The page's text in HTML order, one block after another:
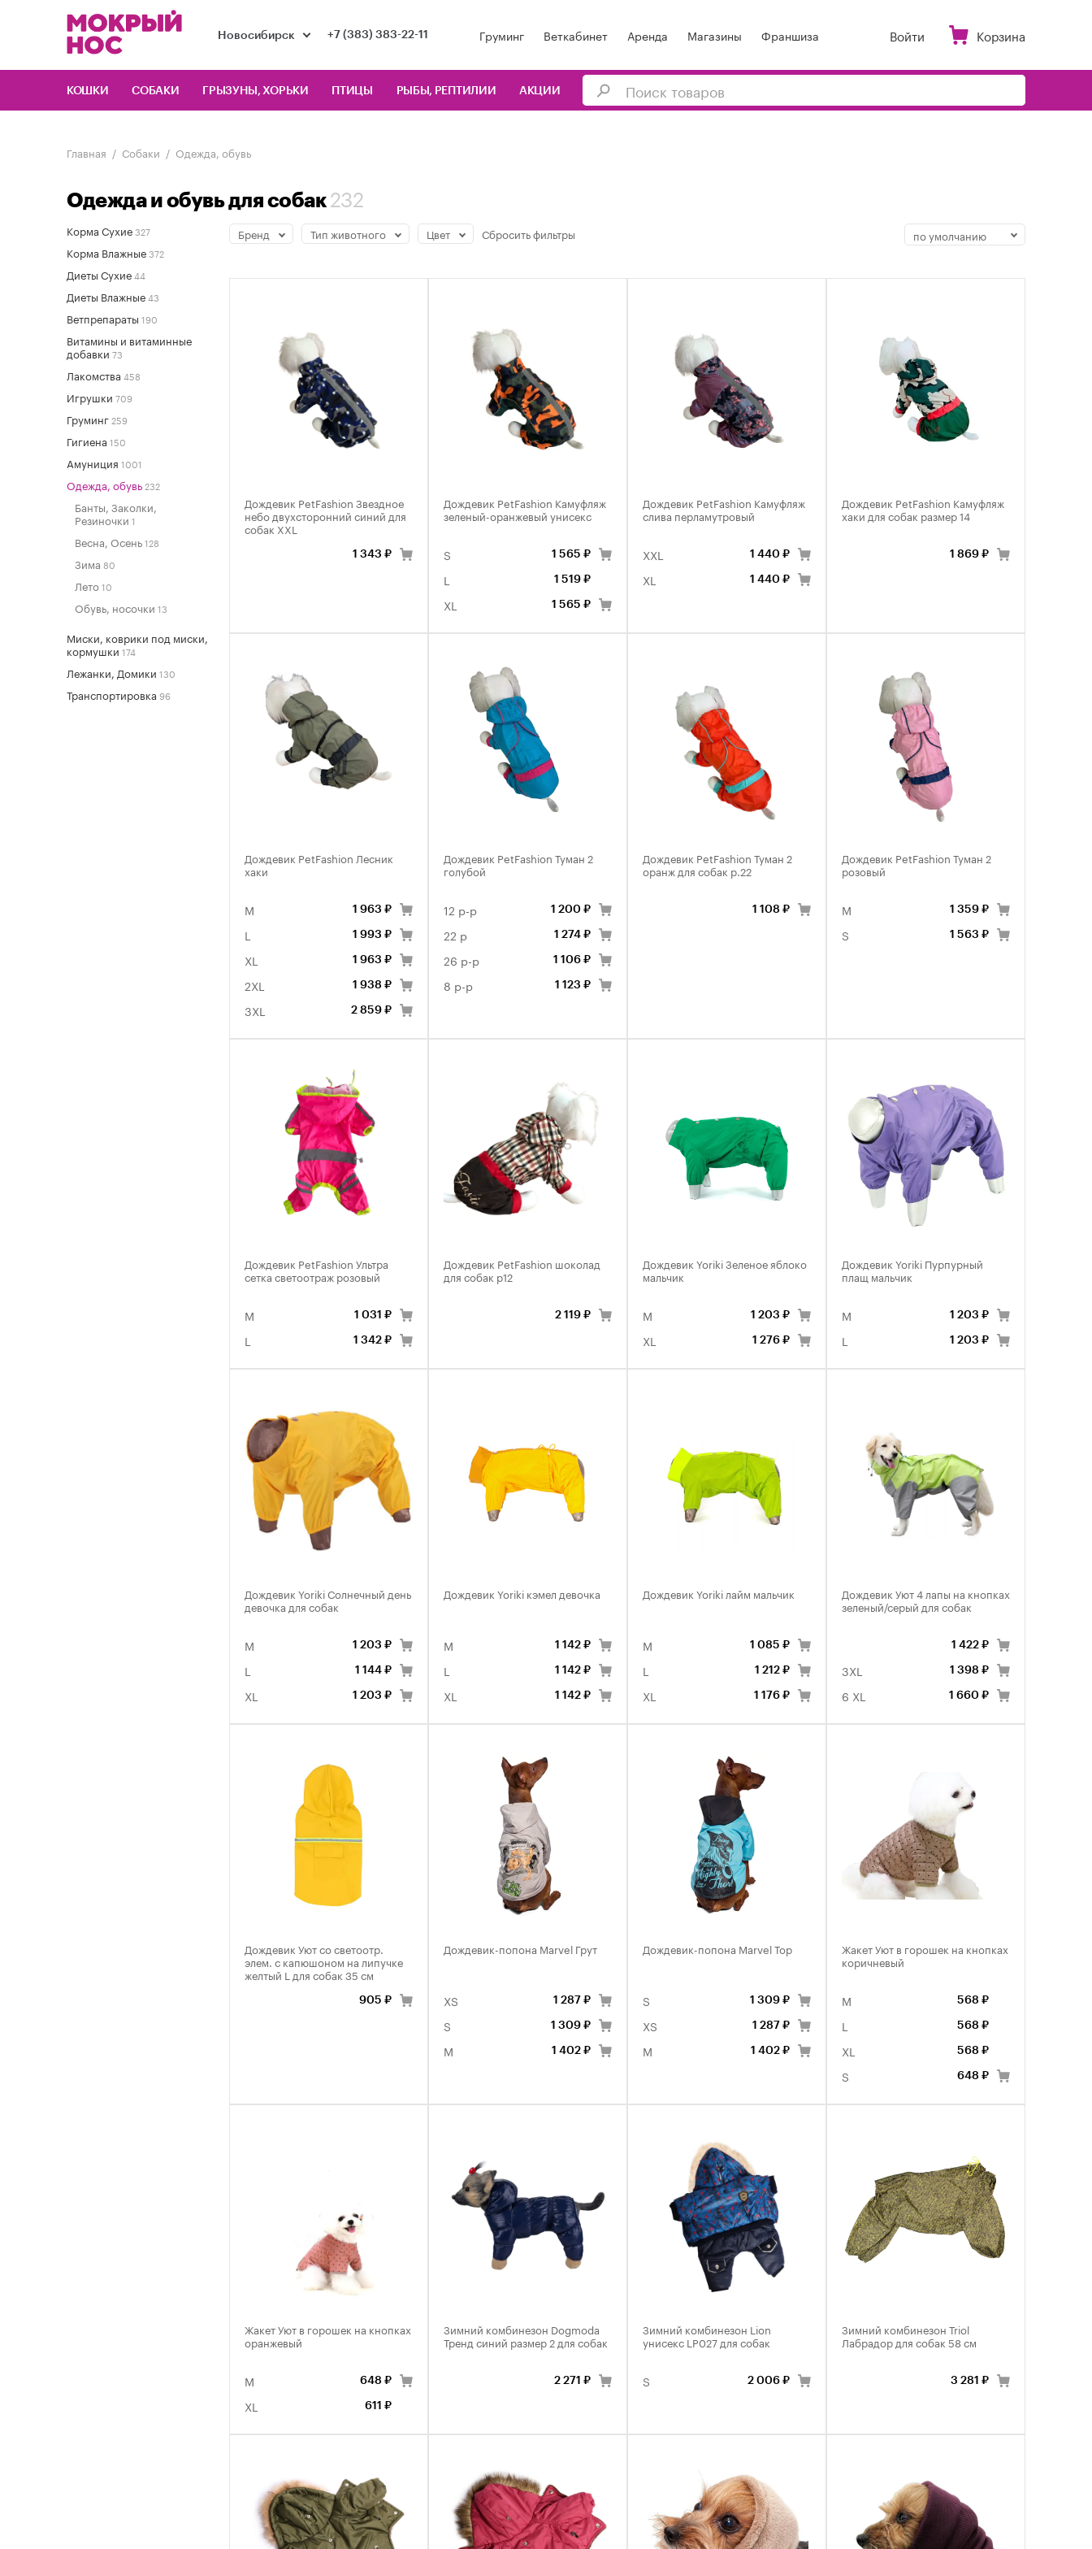
Новосибирск +7 (383) 383-22-11 Груминг Веткабинет Аренда Магазины Франшиза Войти Корзина
КОШКИ СОБАКИ ГРЫЗУНЫ, ХОРЬКИ ПТИЦЫ РЫБЫ, РЕПТИЛИИ АКЦИИ
Главная Собаки Одежда, обувь
Одежда и обувь для собак 232
Корма Сухие327
Корма Влажные372
Диеты Сухие44
Диеты Влажные43
Ветпрепараты 190
Витамины и витаминные
добавки 73
Лакомства 458
Игрушки 709
Груминг259
Гигиена 150
Амуниция 1001
Одежда, обувь232
Банты, Заколки,
Резиночки 1
Весна, Осень128
Зима 80
Лето10
Обувь, носочки 13
Миски, коврики под миски,
кормушки 174
Лежанки, Домики 130
Транспортировка 96
Бренд Тип животного Цвет Сброситьфильтры
Дождевик PetFashion Звездное
небо двухсторонний синий для
собак XXL
1 343 ₽
Дождевик PetFashion Камуфляж
зеленый-оранжевый унисекс
S 1 565 ₽
L 1 519 ₽
XL 1 565 ₽
Дождевик PetFashion Камуфляж
слива перламутровый
XXL 1 440 ₽
XL 1 440 ₽
Дождевик PetFashion Камуфляж
хаки для собак размер 14
1 869 ₽
Дождевик PetFashion Лесник
хаки
M 1 963 ₽
L 1 993 ₽
XL 1 963 ₽
2XL 1 938 ₽
3XL 2 859 ₽
Дождевик PetFashion Туман 2
голубой
12 р-р 1 200 ₽
22 р 1 274 ₽
26 р-р 1 106 ₽
8 р-р 1 123 ₽
Дождевик PetFashion Туман 2
оранж для собак р.22
1 108 ₽
Дождевик PetFashion Туман 2
розовый
M 1 359 ₽
S 1 563 ₽
Дождевик PetFashion Ультра
сетка светоотраж розовый
M 1 031 ₽
L 1 342 ₽
Дождевик PetFashion шоколад
для собак р12
2 119 ₽
Дождевик Yoriki Зеленое яблоко
мальчик
M 1 203 ₽
XL 1 276 ₽
Дождевик Yoriki Пурпурный
плащ мальчик
M 1 203 ₽
L 1 203 ₽
Дождевик Yoriki Солнечный день
девочка для собак
M 1 203 ₽
L 1 144 ₽
XL 1 203 ₽
Дождевик Yoriki кэмел девочка
M 1 142 ₽
L 1 142 ₽
XL 1 142 ₽
Дождевик Yoriki лайм мальчик
M 1 085 ₽
L 1 212 ₽
XL 1 176 ₽
Дождевик Уют 4 лапы на кнопках
зеленый/серый для собак
1 422 ₽
3XL 1 398 ₽
6 XL 1 660 ₽
Дождевик Уют со светоотр.
элем. с капюшоном на липучке
желтый L для собак 35 см
905 ₽
Дождевик-попона Marvel Грут
XS 1 287 ₽
S 1 309 ₽
M 1 402 ₽
Дождевик-попона Marvel Тор
S 1 309 ₽
XS 1 287 ₽
M 1 402 ₽
Жакет Уют в горошек на кнопках
коричневый
M 568 ₽
L 568 ₽
XL 568 ₽
S 648 ₽
Жакет Уют в горошек на кнопках
оранжевый
M 648 ₽
XL 611 ₽
Зимний комбинезон Dogmoda
Тренд синий размер 2 для собак
2 271 ₽
Зимний комбинезон Lion
унисекс LP027 для собак
S 2 006 ₽
Зимний комбинезон Triol
Лабрадор для собак 58 см
3 281 ₽